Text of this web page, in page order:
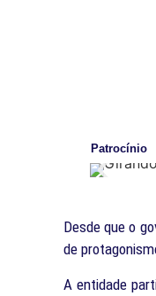
Patrocínio
Desde que o
de
A entidade